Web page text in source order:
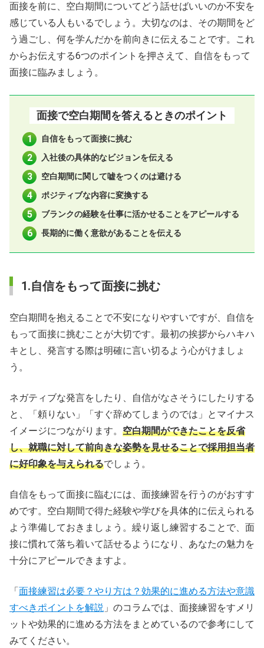
面接を前に、空白期間についてどう話せばいいのか不安を
感じている人もいるでしょう。大切なのは、その期間をど
う過ごし、何を学んだかを前向きに伝えることです。これ
からお伝えする6つのポイントを押さえて、自信をもって
面接に臨みましょう。
面接で空白期間を答えるときのポイント
自信をもって面接に挑む
入社後の具体的なビジョンを伝える
空白期間に関して嘘をつくのは避ける
ポジティブな内容に変換する
ブランクの経験を仕事に活かせることをアピールする
長期的に働く意欲があることを伝える
1.自信をもって面接に挑む
空白期間を抱えることで不安になりやすいですが、自信を
もって面接に挑むことが大切です。最初の挨拶からハキハ
キとし、発言する際は明確に言い切るよう心がけましょ
う。
ネガティブな発言をしたり、自信がなさそうにしたりする
と、「頼りない」「すぐ辞めてしまうのでは」とマイナス
イメージにつながります。 空白期間ができたことを反省
し、就職に対して前向きな姿勢を見せることで採用担当者
に好印象を与えられるでしょう。
自信をもって面接に臨むには、面接練習を行うのがおすす
めです。空白期間で得た経験や学びを具体的に伝えられる
よう準備しておきましょう。繰り返し練習することで、面
接に慣れて落ち着いて話せるようになり、あなたの魅力を
十分にアピールできますよ。
「 面接練習は必要？やり方は？効果的に進める方法や意識
すべきポイントを解説 」のコラムでは、面接練習をすメリ
ットや効果的に進める方法をまとめているので参考にして
みてください。